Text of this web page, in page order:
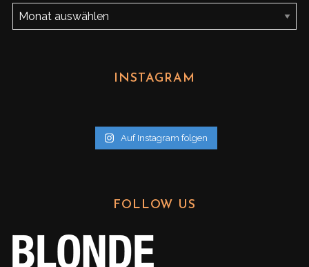
A
r
INSTAGRAM
Auf Instagram folgen
FOLLOW US